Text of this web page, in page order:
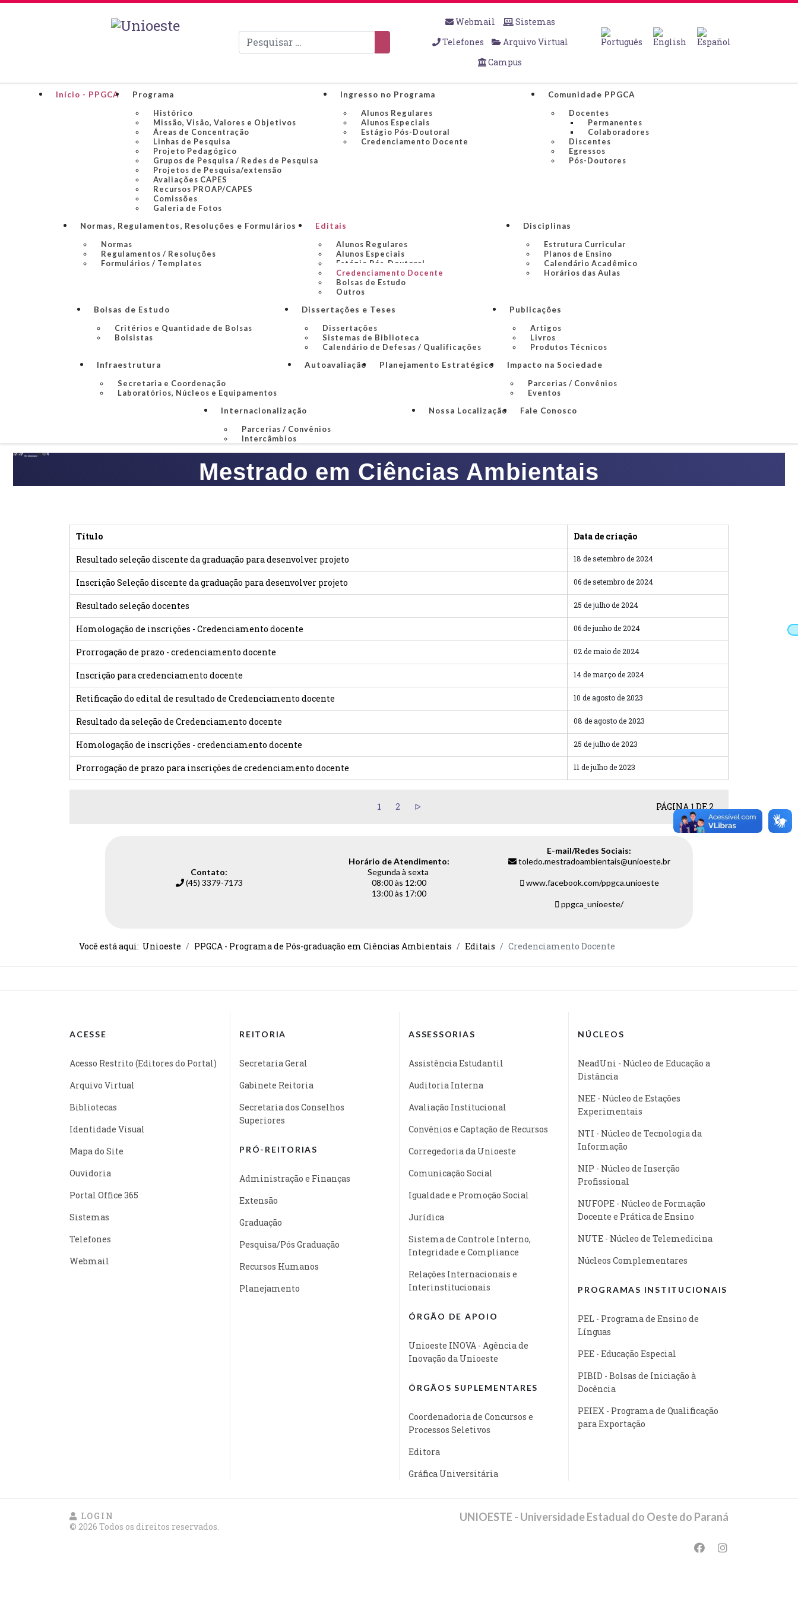
Pesquisar
Webmail
Sistemas
Telefones
Arquivo Virtual
Campus
Início - PPGCA
Programa
Histórico
Missão, Visão, Valores e Objetivos
Áreas de Concentração
Linhas de Pesquisa
Projeto Pedagógico
Grupos de Pesquisa / Redes de Pesquisa
Projetos de Pesquisa/extensão
Avaliações CAPES
Recursos PROAP/CAPES
Comissões
Galeria de Fotos
Ingresso no Programa
Alunos Regulares
Alunos Especiais
Estágio Pós-Doutoral
Credenciamento Docente
Comunidade PPGCA
Docentes
Permanentes
Colaboradores
Discentes
Egressos
Pós-Doutores
Normas, Regulamentos, Resoluções e Formulários
Normas
Regulamentos / Resoluções
Formulários / Templates
Editais
Alunos Regulares
Alunos Especiais
Estágio Pós-Doutoral
Credenciamento Docente
Bolsas de Estudo
Outros
Disciplinas
Estrutura Curricular
Planos de Ensino
Calendário Acadêmico
Horários das Aulas
Bolsas de Estudo
Critérios e Quantidade de Bolsas
Bolsistas
Dissertações e Teses
Dissertações
Sistemas de Biblioteca
Calendário de Defesas / Qualificações
Publicações
Artigos
Livros
Produtos Técnicos
Infraestrutura
Secretaria e Coordenação
Laboratórios, Núcleos e Equipamentos
Autoavaliação Planejamento Estratégico
Impacto na Sociedade
Parcerias / Convênios
Eventos
Internacionalização
Parcerias / Convênios
Intercâmbios
Nossa Localização Fale Conosco
Mestrado em Ciências Ambientais
Título Data de criação
Resultado seleção discente da graduação para desenvolver projeto 18 de setembro de 2024
Inscrição Seleção discente da graduação para desenvolver projeto 06 de setembro de 2024
Resultado seleção docentes 25 de julho de 2024
Homologação de inscrições - Credenciamento docente 06 de junho de 2024
Prorrogação de prazo - credenciamento docente 02 de maio de 2024
Inscrição para credenciamento docente 14 de março de 2024
Retificação do edital de resultado de Credenciamento docente 10 de agosto de 2023
Resultado da seleção de Credenciamento docente 08 de agosto de 2023
Homologação de inscrições - credenciamento docente 25 de julho de 2023
Prorrogação de prazo para inscrições de credenciamento docente 11 de julho de 2023
1 2 PÁGINA 1 DE 2
Contato:
(45) 3379-7173
Horário de Atendimento:
Segunda à sexta
08:00 às 12:00
13:00 às 17:00
E-mail/Redes Sociais:
toledo.mestradoambientais@unioeste.br
www.facebook.com/ppgca.unioeste
ppgca_unioeste/
Você está aqui: Unioeste PPGCA - Programa de Pós-graduação em Ciências Ambientais Editais Credenciamento Docente
ACESSE
Acesso Restrito (Editores do Portal)
Arquivo Virtual
Bibliotecas
Identidade Visual
Mapa do Site
Ouvidoria
Portal Office 365
Sistemas
Telefones
Webmail
REITORIA
Secretaria Geral
Gabinete Reitoria
Secretaria dos Conselhos
Superiores
PRÓ-REITORIAS
Administração e Finanças
Extensão
Graduação
Pesquisa/Pós Graduação
Recursos Humanos
Planejamento
ASSESSORIAS
Assistência Estudantil
Auditoria Interna
Avaliação Institucional
Convênios e Captação de Recursos
Corregedoria da Unioeste
Comunicação Social
Igualdade e Promoção Social
Jurídica
Sistema de Controle Interno,
Integridade e Compliance
Relações Internacionais e
Interinstitucionais
ÓRGÃO DE APOIO
Unioeste INOVA - Agência de
Inovação da Unioeste
ÓRGÃOS SUPLEMENTARES
Coordenadoria de Concursos e
Processos Seletivos
Editora
Gráfica Universitária
NÚCLEOS
NeadUni - Núcleo de Educação a
Distância
NEE - Núcleo de Estações
Experimentais
NTI - Núcleo de Tecnologia da
Informação
NIP - Núcleo de Inserção
Profissional
NUFOPE - Núcleo de Formação
Docente e Prática de Ensino
NUTE - Núcleo de Telemedicina
Núcleos Complementares
PROGRAMAS INSTITUCIONAIS
PEL - Programa de Ensino de
Línguas
PEE - Educação Especial
PIBID - Bolsas de Iniciação à
Docência
PEIEX - Programa de Qualificação
para Exportação
LOGIN
© 2026 Todos os direitos reservados.
UNIOESTE - Universidade Estadual do Oeste do Paraná